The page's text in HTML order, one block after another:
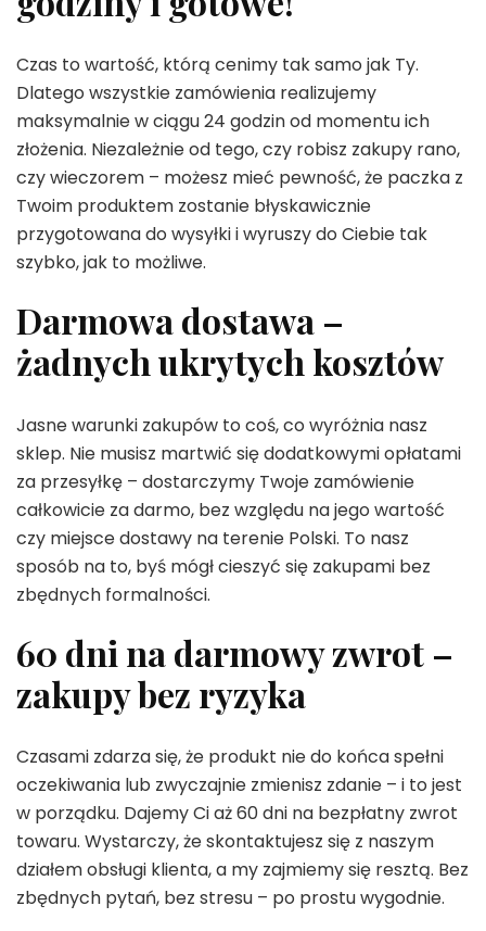
Czas to wartość, którą cenimy tak samo jak Ty.
Dlatego wszystkie zamówienia realizujemy
maksymalnie w ciągu 24 godzin od momentu ich
złożenia. Niezależnie od tego, czy robisz zakupy rano,
czy wieczorem – możesz mieć pewność, że paczka z
Twoim produktem zostanie błyskawicznie
przygotowana do wysyłki i wyruszy do Ciebie tak
szybko, jak to możliwe.
Darmowa dostawa –
żadnych ukrytych kosztów
Jasne warunki zakupów to coś, co wyróżnia nasz
sklep. Nie musisz martwić się dodatkowymi opłatami
za przesyłkę – dostarczymy Twoje zamówienie
całkowicie za darmo, bez względu na jego wartość
czy miejsce dostawy na terenie Polski. To nasz
sposób na to, byś mógł cieszyć się zakupami bez
zbędnych formalności.
60 dni na darmowy zwrot –
zakupy bez ryzyka
Czasami zdarza się, że produkt nie do końca spełni
oczekiwania lub zwyczajnie zmienisz zdanie – i to jest
w porządku. Dajemy Ci aż 60 dni na bezpłatny zwrot
towaru. Wystarczy, że skontaktujesz się z naszym
działem obsługi klienta, a my zajmiemy się resztą. Bez
zbędnych pytań, bez stresu – po prostu wygodnie.